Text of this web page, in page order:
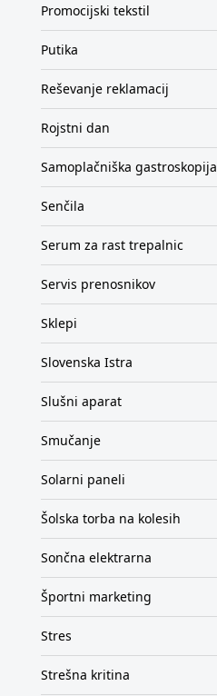
Promocijski tekstil
Putika
Reševanje reklamacij
Rojstni dan
Samoplačniška gastroskopija
Senčila
Serum za rast trepalnic
Servis prenosnikov
Sklepi
Slovenska Istra
Slušni aparat
Smučanje
Solarni paneli
Šolska torba na kolesih
Sončna elektrarna
Športni marketing
Stres
Strešna kritina